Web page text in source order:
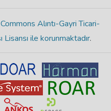
Alıntı-Gayri Ticari-
ile korunmaktadır.